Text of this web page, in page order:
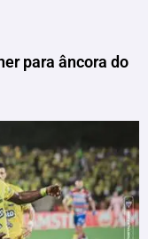
para âncora do